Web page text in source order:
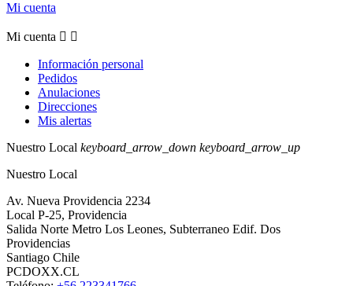
Mi cuenta
Mi cuenta  
Información personal
Pedidos
Anulaciones
Direcciones
Mis alertas
Nuestro Local keyboard_arrow_down keyboard_arrow_up
Nuestro Local
Av. Nueva Providencia 2234
Local P-25, Providencia
Salida Norte Metro Los Leones, Subterraneo Edif. Dos
Providencias
Santiago Chile
PCDOXX.CL